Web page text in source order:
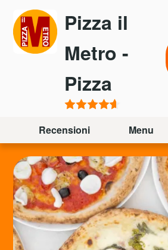
Passa
contenuto
principale
Pizza il
Metro -
Pizza
Recensioni Menu